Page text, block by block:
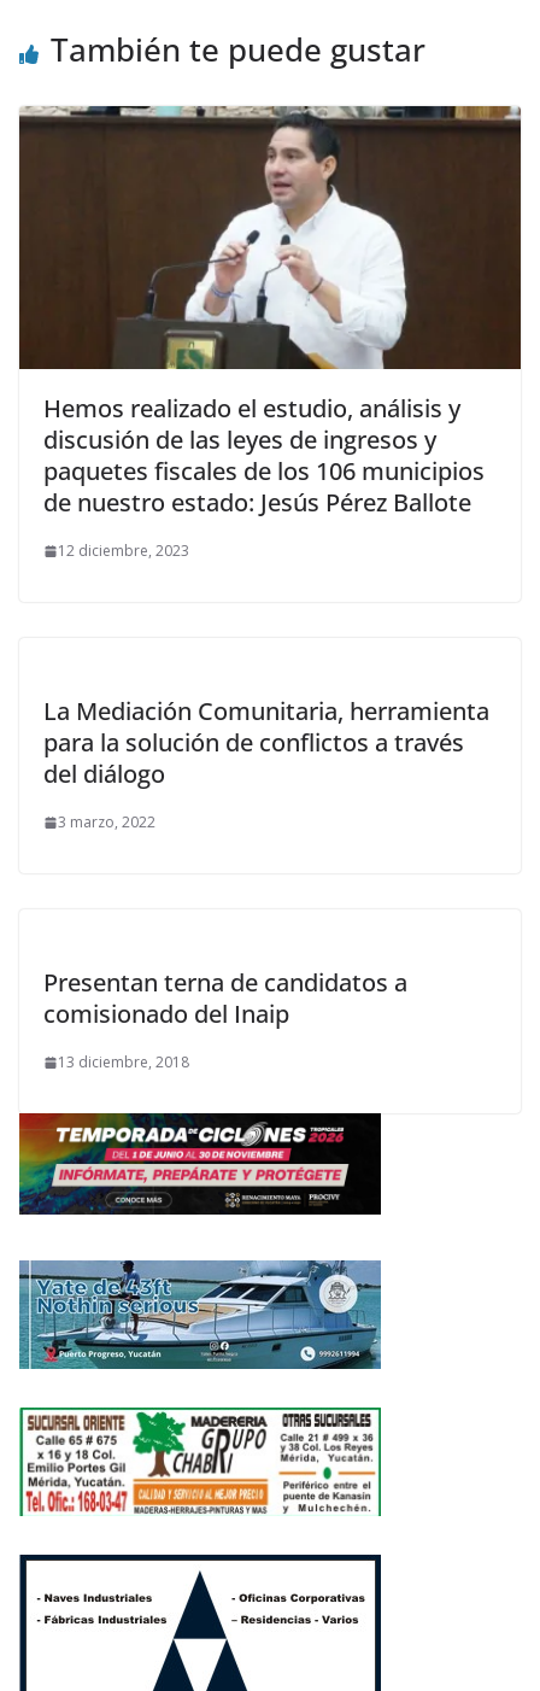
También te puede gustar
Hemos realizado el estudio, análisis y
discusión de las leyes de ingresos y
paquetes fiscales de los 106 municipios
de nuestro estado: Jesús Pérez Ballote
12 diciembre, 2023
La Mediación Comunitaria, herramienta
para la solución de conflictos a través
del diálogo
3 marzo, 2022
Presentan terna de candidatos a
comisionado del Inaip
13 diciembre, 2018